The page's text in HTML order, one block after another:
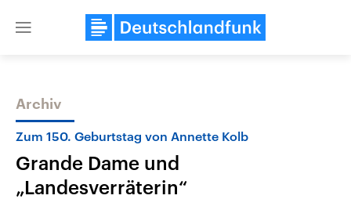
Close
Themen
Archiv
Zum 150. Geburtstag von Annette Kolb
Grande Dame und
„Landesverräterin“